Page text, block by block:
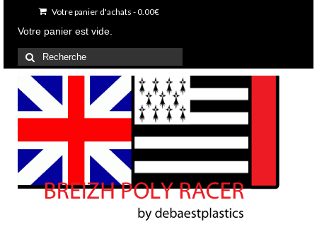
Votre panier d'achats -0.00€
Votre panier est vide.
Rechercher
: